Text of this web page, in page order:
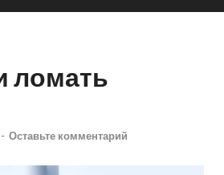
ломать
- Оставьте комментарий